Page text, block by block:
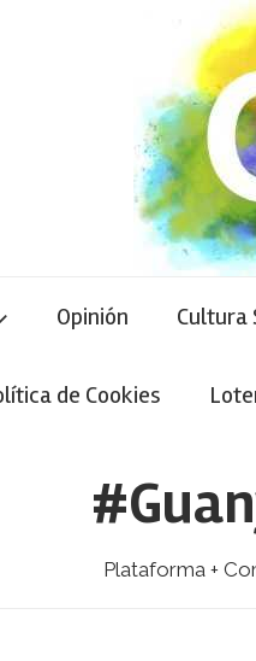
Opinión Cultura
de Cookies
Plataforma +